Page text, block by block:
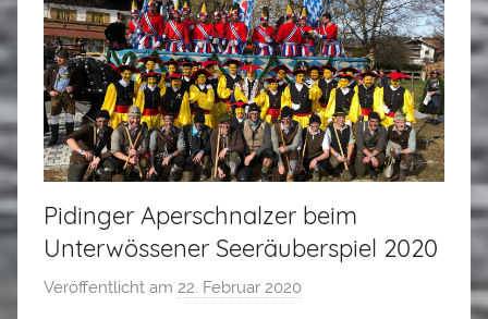
Pidinger Aperschnalzer beim
Unterwössener Seeräuberspiel 2020
Veröffentlicht am 22. Februar 2020